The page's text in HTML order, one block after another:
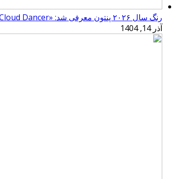
رنگ سال ۲۰۲۶ پنتون معرفی شد: «Cloud Dancer»؛ سفید آرامش‌بخش
آذر 14, 1404